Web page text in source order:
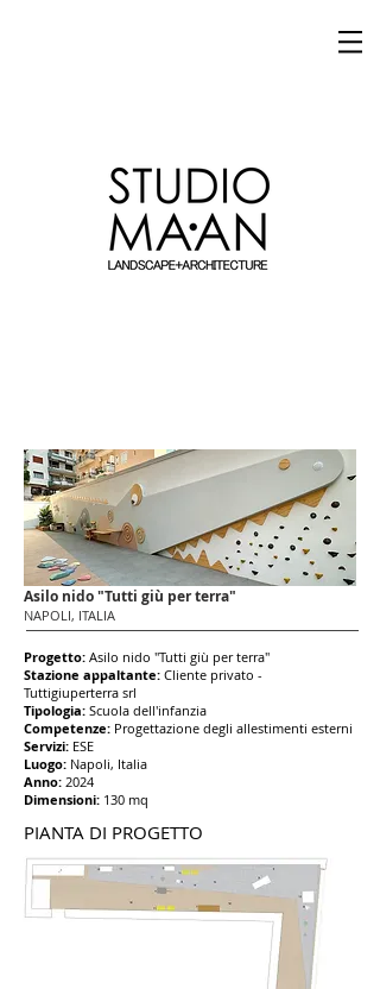
Asilo nido "Tutti giù per terra"
NAPOLI, ITALIA
Progetto: Asilo nido "Tutti giù per terra"
Stazione appaltante: Cliente privato -
Tuttigiuperterra srl
Tipologia: Scuola dell'infanzia
Competenze: Progettazione degli allestimenti esterni
Servizi: ESE
Luogo: Napoli, Italia
Anno: 2024
Dimensioni: 130 mq
PIANTA DI PROGETTO